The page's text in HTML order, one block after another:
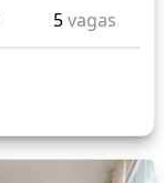
5vagas